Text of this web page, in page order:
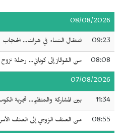
08/08/2026
09:23 اعتقال النساء في هرات... الحجاب
08:08 من القوقاز إلى كوباني... رحلة
07/08/2026
11:34 بين المشاركة والتنظيم... تجربة
08:55 من العنف الزوجي إلى العنف